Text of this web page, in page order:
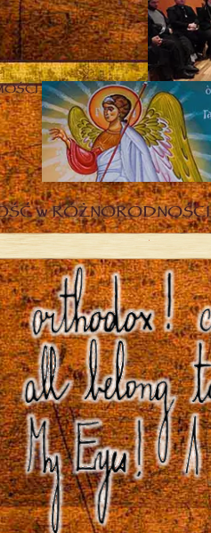
w RÓŻNORODNOŚCI